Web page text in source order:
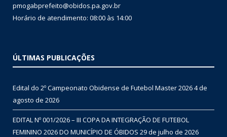
pmogabprefeito@obidos.pa.gov.br
Horário de atendimento: 08:00 às 14:00
ÚLTIMAS PUBLICAÇÕES
Edital do 2º Campeonato Obidense de Futebol Master 20264 de
agosto de 2026
EDITAL Nº 001/2026 – III COPA DA INTEGRAÇÃO DE FUTEBOL
FEMININO 2026 DO MUNICÍPIO DE ÓBIDOS 29 de julho de 2026